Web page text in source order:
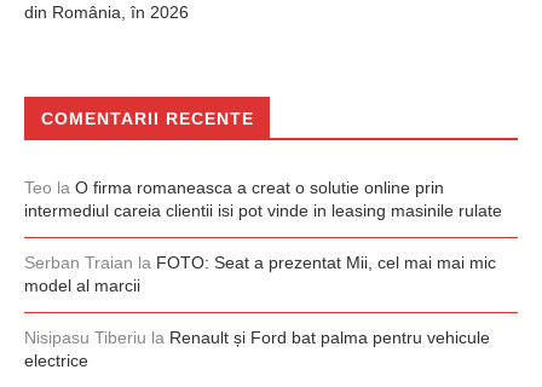
din România, în 2026
COMENTARII RECENTE
Teo la O firma romaneasca a creat o solutie online prin
intermediul careia clientii isi pot vinde in leasing masinile rulate
Serban Traian la FOTO: Seat a prezentat Mii, cel mai mai mic
model al marcii
Nisipasu Tiberiu la Renault și Ford bat palma pentru vehicule
electrice